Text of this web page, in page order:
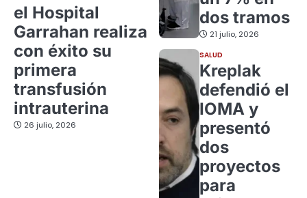
el Hospital
Garrahan realiza
con éxito su
primera
transfusión
intrauterina
26 julio, 2026
dos tramos
21 julio, 2026
SALUD
Kreplak
defendió el
IOMA y
presentó
dos
proyectos
para